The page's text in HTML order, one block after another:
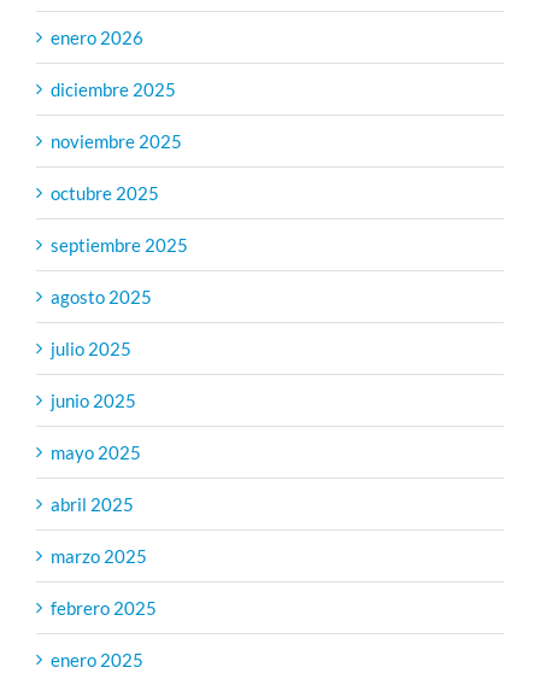
enero 2026
diciembre 2025
noviembre 2025
octubre 2025
septiembre 2025
agosto 2025
julio 2025
junio 2025
mayo 2025
abril 2025
marzo 2025
febrero 2025
enero 2025